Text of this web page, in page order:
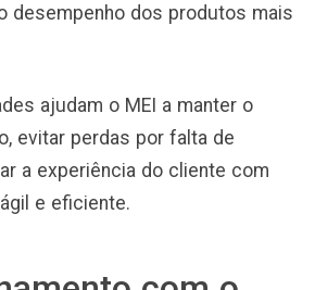
desempenho dos produtos mais
ajudam o MEI a manter o
evitar perdas por falta de
a experiência do cliente com
e eficiente.